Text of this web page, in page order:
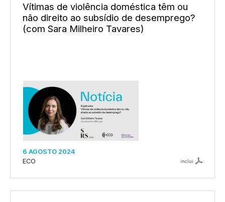
Vítimas de violência doméstica têm ou
não direito ao subsídio de desemprego?
(com Sara Milheiro Tavares)
6 AGOSTO 2024
ECO
inclui